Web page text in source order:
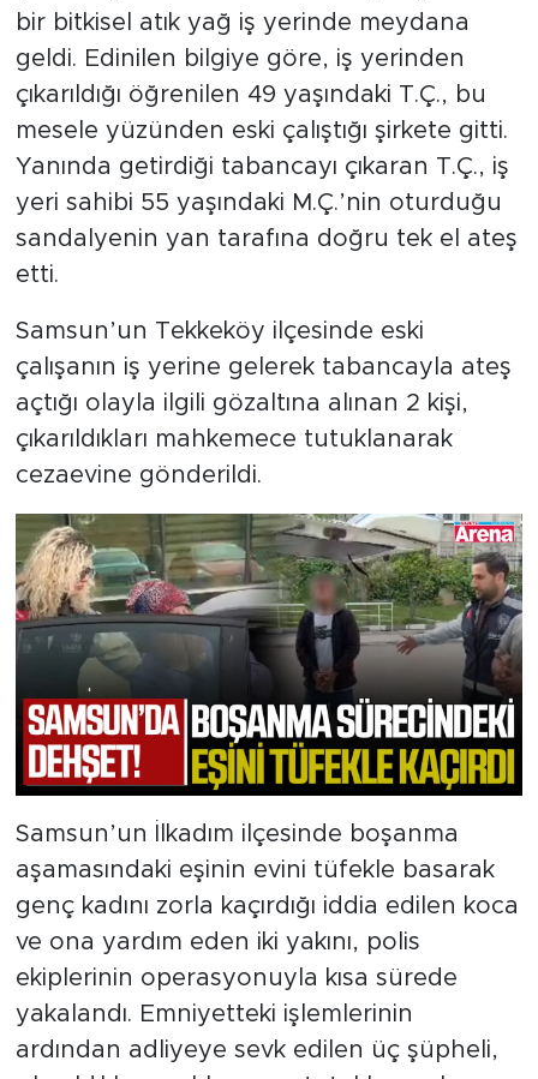
bir bitkisel atık yağ iş yerinde meydana
geldi. Edinilen bilgiye göre, iş yerinden
çıkarıldığı öğrenilen 49 yaşındaki T.Ç., bu
mesele yüzünden eski çalıştığı şirkete gitti.
Yanında getirdiği tabancayı çıkaran T.Ç., iş
yeri sahibi 55 yaşındaki M.Ç.’nin oturduğu
sandalyenin yan tarafına doğru tek el ateş
etti.
Samsun’un Tekkeköy ilçesinde eski
çalışanın iş yerine gelerek tabancayla ateş
açtığı olayla ilgili gözaltına alınan 2 kişi,
çıkarıldıkları mahkemece tutuklanarak
cezaevine gönderildi.
Samsun’un İlkadım ilçesinde boşanma
aşamasındaki eşinin evini tüfekle basarak
genç kadını zorla kaçırdığı iddia edilen koca
ve ona yardım eden iki yakını, polis
ekiplerinin operasyonuyla kısa sürede
yakalandı. Emniyetteki işlemlerinin
ardından adliyeye sevk edilen üç şüpheli,